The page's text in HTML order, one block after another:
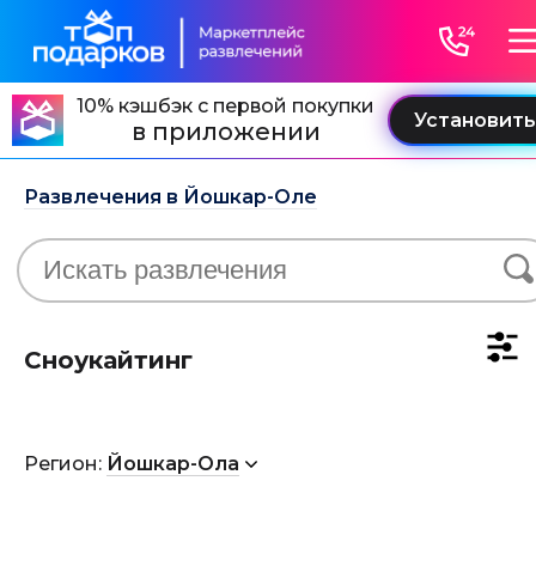
10% кэшбэк с первой покупки
в приложении
Развлечения в Йошкар-Оле
Сноукайтинг
Регион: Йошкар-Ола